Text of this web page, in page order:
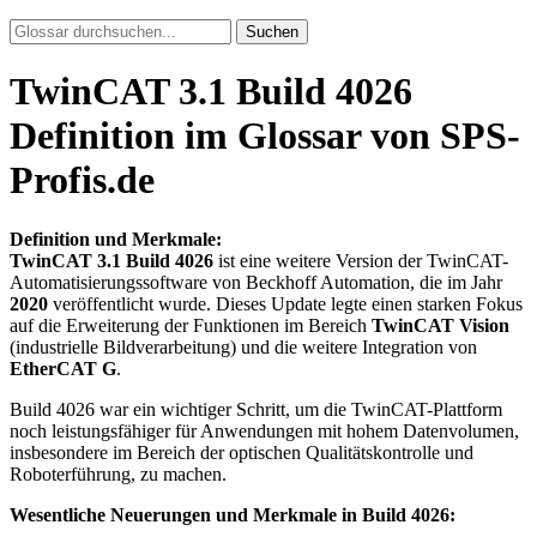
Suchen
TwinCAT 3.1 Build 4026
Definition im Glossar von SPS-
Profis.de
Definition und Merkmale:
TwinCAT 3.1 Build 4026 ist eine weitere Version der TwinCAT-
Automatisierungssoftware von Beckhoff Automation, die im Jahr
2020 veröffentlicht wurde. Dieses Update legte einen starken Fokus
auf die Erweiterung der Funktionen im Bereich TwinCAT Vision
(industrielle Bildverarbeitung) und die weitere Integration von
EtherCAT G.
Build 4026 war ein wichtiger Schritt, um die TwinCAT-Plattform
noch leistungsfähiger für Anwendungen mit hohem Datenvolumen,
insbesondere im Bereich der optischen Qualitätskontrolle und
Roboterführung, zu machen.
Wesentliche Neuerungen und Merkmale in Build 4026: